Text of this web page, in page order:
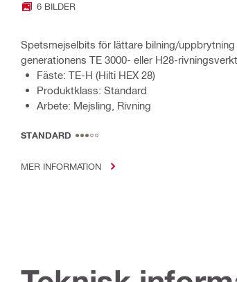
6 BILDER
Spetsmejselbits för lättare bilning/
generationens TE 3000- eller H28-
Fäste: TE-H (Hilti HEX 28)
Produktklass: Standard
Arbete: Mejsling, Rivning
STANDARD
MER INFORMATION